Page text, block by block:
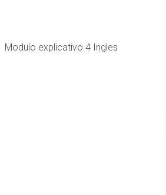
Modulo explicativo 4 Ingles